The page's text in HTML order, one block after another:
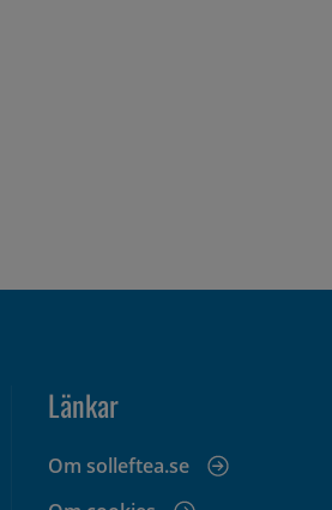
Länkar
Om solleftea.se